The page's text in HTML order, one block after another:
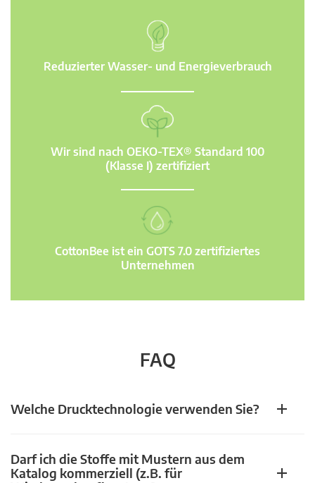
Reduzierter Wasser- und Energieverbrauch
Wir sind nach OEKO-TEX® Standard 100
(Klasse I) zertifiziert
CottonBee ist ein GOTS 7.0 zertifiziertes
Unternehmen
FAQ
Welche Drucktechnologie verwenden Sie?
Darf ich die Stoffe mit Mustern aus dem
Katalog kommerziell (z.B. für